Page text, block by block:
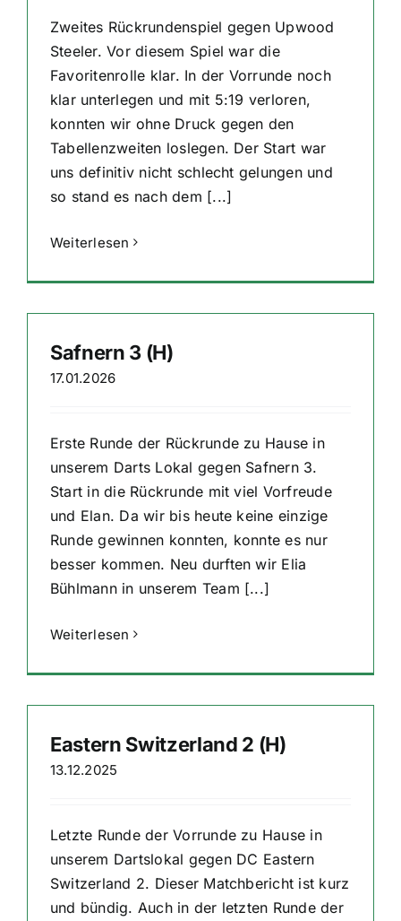
Zweites Rückrundenspiel gegen Upwood
Steeler. Vor diesem Spiel war die
Favoritenrolle klar. In der Vorrunde noch
klar unterlegen und mit 5:19 verloren,
konnten wir ohne Druck gegen den
Tabellenzweiten loslegen. Der Start war
uns definitiv nicht schlecht gelungen und
so stand es nach dem [...]
Weiterlesen
Safnern 3 (H)
17.01.2026
Erste Runde der Rückrunde zu Hause in
unserem Darts Lokal gegen Safnern 3.
Start in die Rückrunde mit viel Vorfreude
und Elan. Da wir bis heute keine einzige
Runde gewinnen konnten, konnte es nur
besser kommen. Neu durften wir Elia
Bühlmann in unserem Team [...]
Weiterlesen
Eastern Switzerland 2 (H)
13.12.2025
Letzte Runde der Vorrunde zu Hause in
unserem Dartslokal gegen DC Eastern
Switzerland 2. Dieser Matchbericht ist kurz
und bündig. Auch in der letzten Runde der